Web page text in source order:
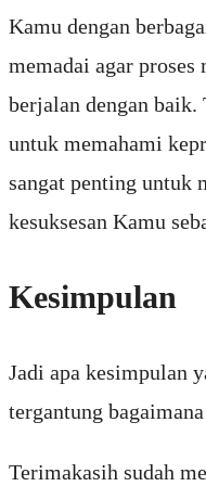
Kamu dengan
memadai agar proses
berjalan dengan baik.
untuk memahami
sangat penting untuk
kesuksesan Kamu
Kesimpulan
Jadi apa kesimpulan
tergantung
Terimakasih sudah